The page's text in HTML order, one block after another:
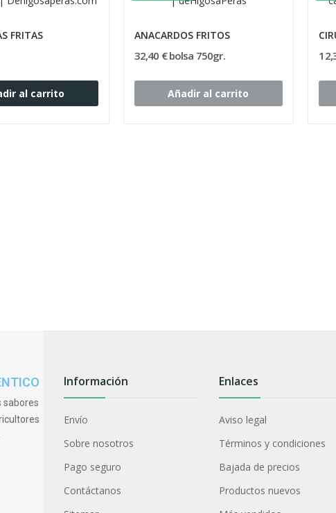
FRITAS
al carrito
ANACARDOS FRITOS
32,40 € bolsa 750gr.
Añadir al carrito
sabores
Información
Envío
Sobre nosotros
Pago seguro
Contáctanos
Enlaces
Aviso legal
Términos y condiciones
Bajada de precios
Productos nuevos